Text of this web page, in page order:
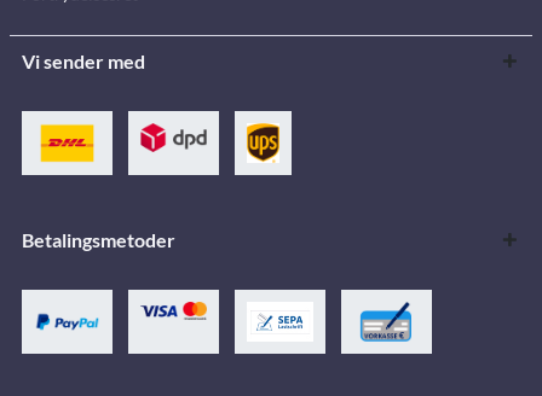
Vi sender med
Betalingsmetoder